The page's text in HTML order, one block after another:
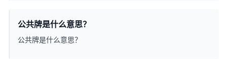
公共牌是什么意思？
公共牌是什么意思？